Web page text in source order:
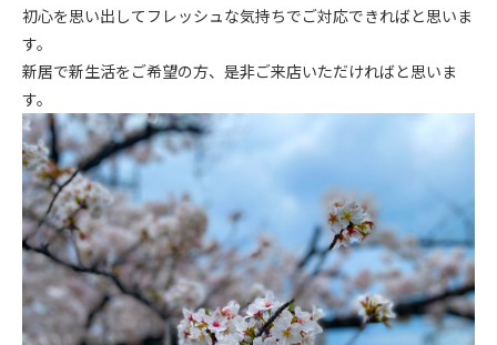
初心を思い出してフレッシュな気持ちでご対応できればと思いま
す。
新居で新生活をご希望の方、是非ご来店いただければと思いま
す。